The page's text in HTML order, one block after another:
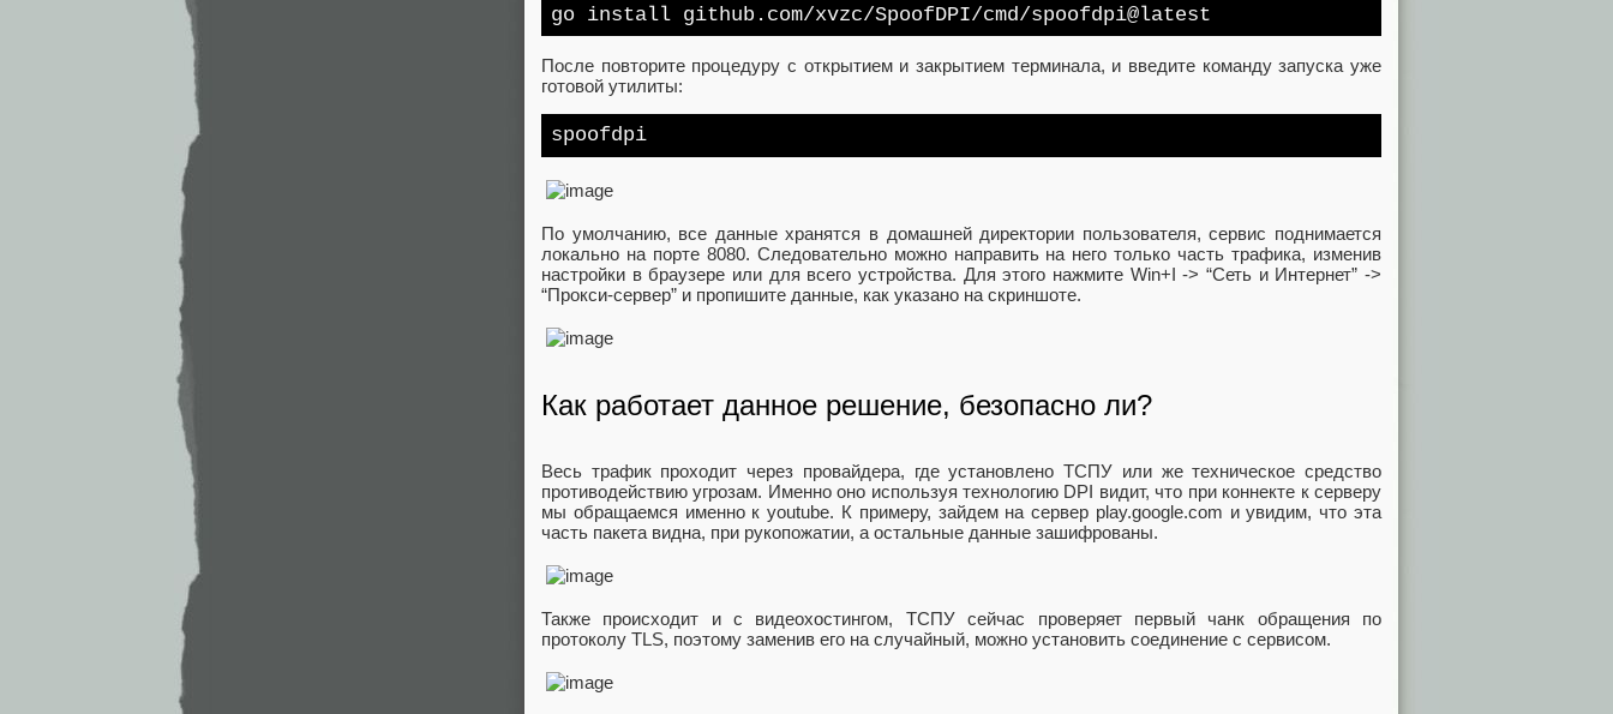
go install github.com/xvzc/SpoofDPI/cmd/spoofdpi@latest
После повторите процедуру с открытием и закрытием терминала, и введите команду запуска уже
готовой утилиты:
spoofdpi
По умолчанию, все данные хранятся в домашней директории пользователя, сервис поднимается
локально на порте 8080. Следовательно можно направить на него только часть трафика, изменив
настройки в браузере или для всего устройства. Для этого нажмите Win+I -> “Сеть и Интернет” ->
“Прокси-сервер” и пропишите данные, как указано на скриншоте.
Как работает данное решение, безопасно ли?
Весь трафик проходит через провайдера, где установлено ТСПУ или же техническое средство
противодействию угрозам. Именно оно используя технологию DPI видит, что при коннекте к серверу
мы обращаемся именно к youtube. К примеру, зайдем на сервер play.google.com и увидим, что эта
часть пакета видна, при рукопожатии, а остальные данные зашифрованы.
Также происходит и с видеохостингом, ТСПУ сейчас проверяет первый чанк обращения по
протоколу TLS, поэтому заменив его на случайный, можно установить соединение с сервисом.